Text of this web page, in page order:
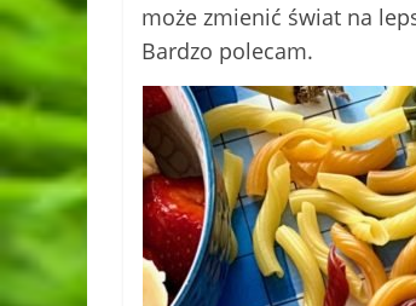
może zmienić świat na
Bardzo polecam.